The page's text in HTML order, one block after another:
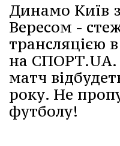
Динамо Київ
Вересом -
трансляцією
на СПОРТ.UA.
матч
року. Не
футболу!